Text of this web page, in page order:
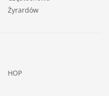
Żyrardów
HOP